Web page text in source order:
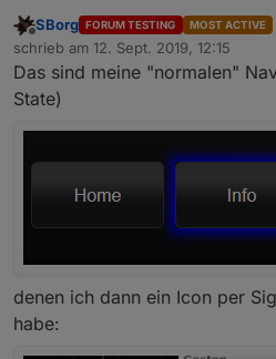
Offline
SBorg FORUM TESTING MOST ACTIVE
schrieb am 12. Sept. 2019, 12:15
zuletzt editiert von
Das sind meine "normalen"
State)
denen ich dann ein Icon per
habe: